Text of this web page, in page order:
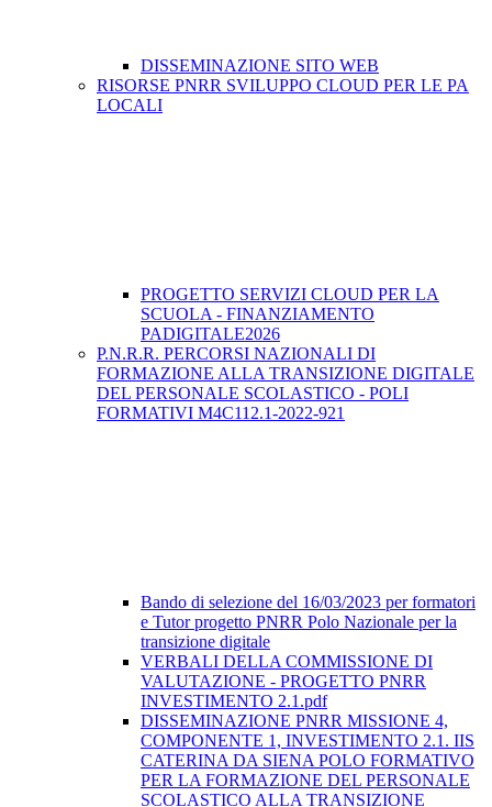
DISSEMINAZIONE SITO WEB
RISORSE PNRR SVILUPPO CLOUD PER LE PA
LOCALI
PROGETTO SERVIZI CLOUD PER LA
SCUOLA - FINANZIAMENTO
PADIGITALE2026
P.N.R.R. PERCORSI NAZIONALI DI
FORMAZIONE ALLA TRANSIZIONE DIGITALE
DEL PERSONALE SCOLASTICO - POLI
FORMATIVI M4C112.1-2022-921
Bando di selezione del 16/03/2023 per formatori
e Tutor progetto PNRR Polo Nazionale per la
transizione digitale
VERBALI DELLA COMMISSIONE DI
VALUTAZIONE - PROGETTO PNRR
INVESTIMENTO 2.1.pdf
DISSEMINAZIONE PNRR MISSIONE 4,
COMPONENTE 1, INVESTIMENTO 2.1. IIS
CATERINA DA SIENA POLO FORMATIVO
PER LA FORMAZIONE DEL PERSONALE
SCOLASTICO ALLA TRANSIZIONE